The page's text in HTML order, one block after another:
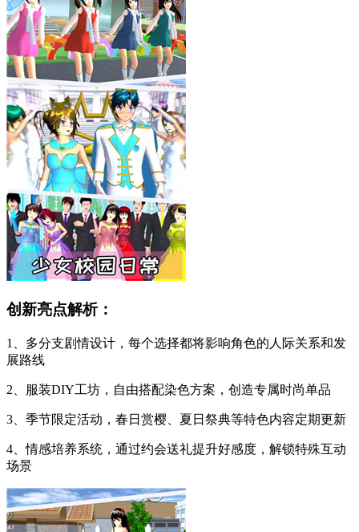
创新亮点解析：
1、多分支剧情设计，每个选择都将影响角色的人际关系和发
展路线
2、服装DIY工坊，自由搭配染色方案，创造专属时尚单品
3、季节限定活动，春日赏樱、夏日祭典等特色内容定期更新
4、情感培养系统，通过约会送礼提升好感度，解锁特殊互动
场景